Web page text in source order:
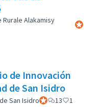
Alakamisy
de Innovación
de San Isidro
San IsidroParticipant officiel
13 1